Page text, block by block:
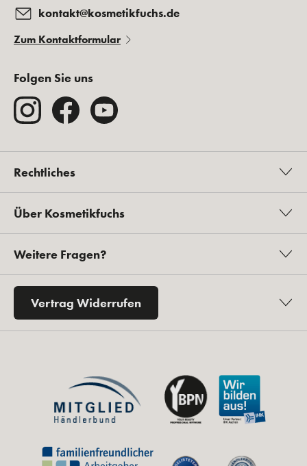
kontakt@kosmetikfuchs.de
Zum Kontaktformular
Folgen Sie uns
Rechtliches
Über Kosmetikfuchs
Weitere Fragen?
Vertrag Widerrufen